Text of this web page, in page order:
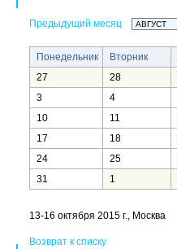
Предыдущий месяц
Понедельник Вторник
27
28
3
4
10
11
17
18
24
25
31
1
13-16 октября 2015 г., Москва
Возврат к списку